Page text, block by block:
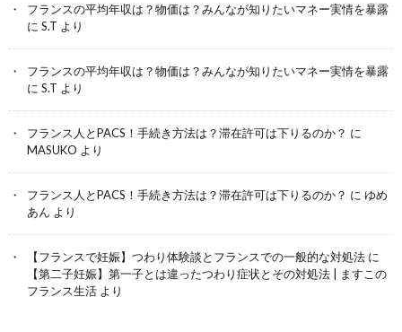
フランスの平均年収は？物価は？みんなが知りたいマネー実情を暴露
に S.T より
フランスの平均年収は？物価は？みんなが知りたいマネー実情を暴露
に S.T より
フランス人とPACS！手続き方法は？滞在許可は下りるのか？ に
MASUKO より
フランス人とPACS！手続き方法は？滞在許可は下りるのか？ に ゆめ
あん より
【フランスで妊娠】つわり体験談とフランスでの一般的な対処法 に
【第二子妊娠】第一子とは違ったつわり症状とその対処法 | ますこの
フランス生活 より